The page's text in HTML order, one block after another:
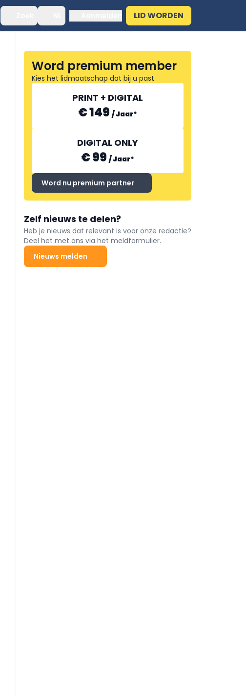
LID WORDEN
Word premium member
Kies het lidmaatschap dat bij u past
PRINT + DIGITAL
€ 149 /Jaar*
DIGITAL ONLY
€ 99 /Jaar*
Word nu premium partner
Zelf nieuws te delen?
Heb je nieuws dat relevant is voor onze redactie?
Deel het met ons via het meldformulier.
Nieuws melden